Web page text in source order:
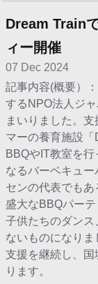
Dream Train
ィー開催
07 Dec 2024
記事内容(概要）
するNPO法人ジ
まいりました。
マーの養育施設
BBQやIT教室を
なるバーベキュ
センの代表でも
盛大なBBQパー
子供たちのダン
ないものになり
支援を継続し、
ります。